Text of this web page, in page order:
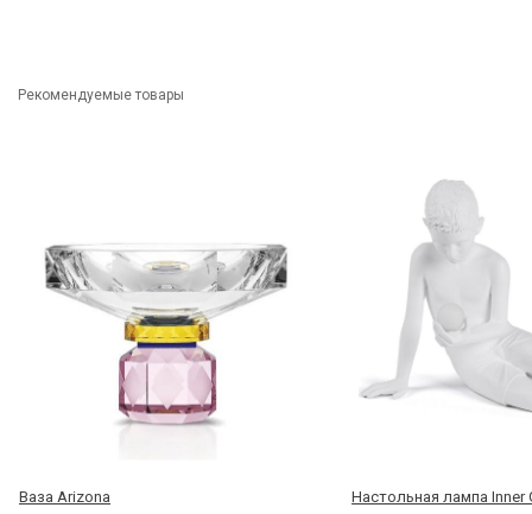
Рекомендуемые товары
Ваза Arizona Настольная лампа Inner